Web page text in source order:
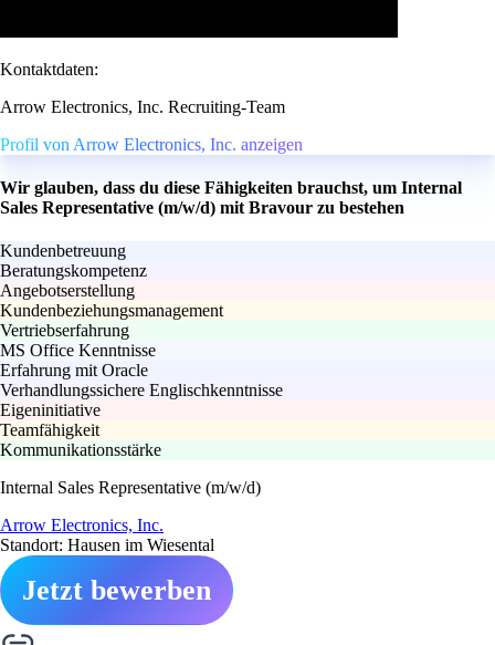
Kontaktdaten:
Arrow Electronics, Inc. Recruiting-Team
Profil von Arrow Electronics, Inc. anzeigen
Wir glauben, dass du diese Fähigkeiten brauchst, um Internal
Sales Representative (m/w/d) mit Bravour zu bestehen
Kundenbetreuung
Beratungskompetenz
Angebotserstellung
Kundenbeziehungsmanagement
Vertriebserfahrung
MS Office Kenntnisse
Erfahrung mit Oracle
Verhandlungssichere Englischkenntnisse
Eigeninitiative
Teamfähigkeit
Kommunikationsstärke
Internal Sales Representative (m/w/d)
Arrow Electronics, Inc.
Standort: Hausen im Wiesental
Jetzt bewerben